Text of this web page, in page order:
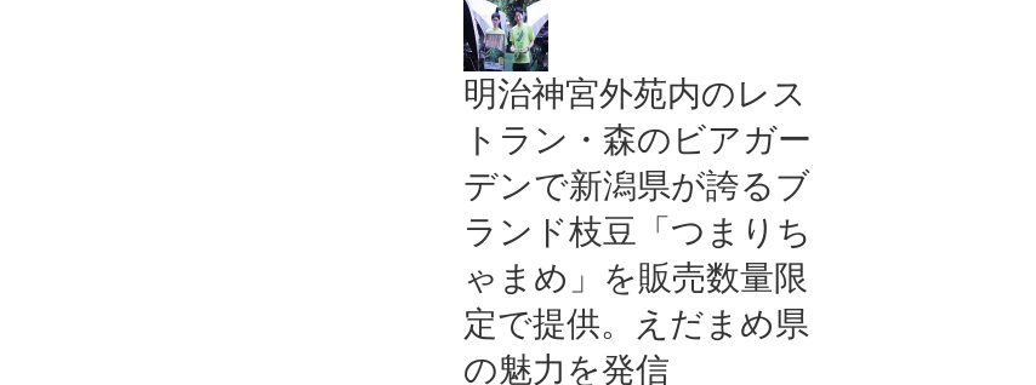
明治神宮外苑内のレス
トラン・森のビアガー
デンで新潟県が誇るブ
ランド枝豆「つまりち
ゃまめ」を販売数量限
定で提供。えだまめ県
の魅力を発信